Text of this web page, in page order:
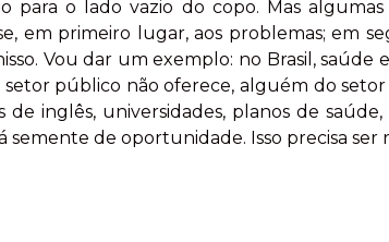
para o lado vazio do copo. Mas algumas
em primeiro lugar, aos problemas; em
Vou dar um exemplo: no Brasil, saúde
público não oferece, alguém do
inglês, universidades, planos de
de oportunidade. Isso precisa ser